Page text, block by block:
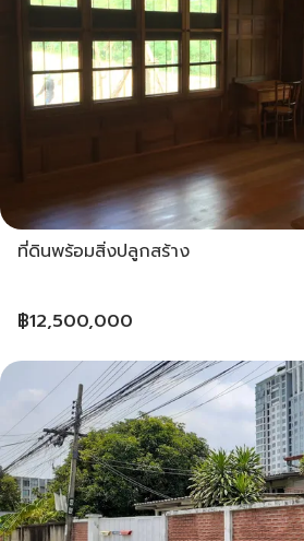
ที่ดินพร้อมสิ่งปลูกสร้าง
฿12,500,000